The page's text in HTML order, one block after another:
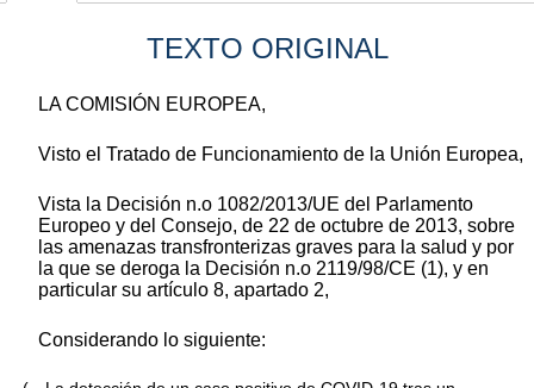
TEXTO ORIGINAL
LA COMISIÓN EUROPEA,
Visto el Tratado de Funcionamiento de la Unión Europea,
Vista la Decisión n.o 1082/2013/UE del Parlamento
Europeo y del Consejo, de 22 de octubre de 2013, sobre
las amenazas transfronterizas graves para la salud y por
la que se deroga la Decisión n.o 2119/98/CE (1), y en
particular su artículo 8, apartado 2,
Considerando lo siguiente: